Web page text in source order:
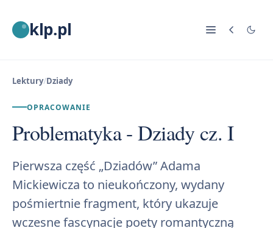
klp.pl
Lektury/Dziady
OPRACOWANIE
Problematyka - Dziady cz. I
Pierwsza część „Dziadów” Adama
Mickiewicza to nieukończony, wydany
pośmiertnie fragment, który ukazuje
wczesne fascynacje poety romantyczną